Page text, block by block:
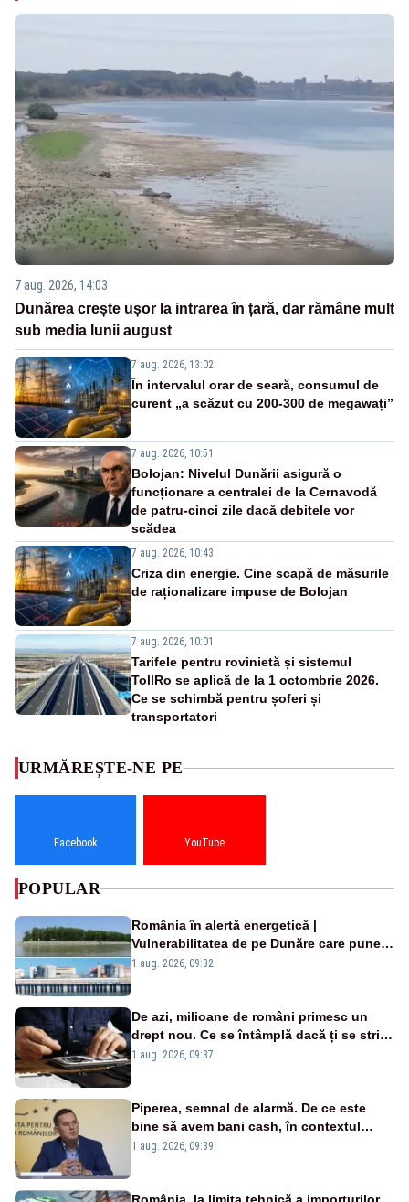
7 aug. 2026, 14:03
Dunărea crește ușor la intrarea în țară, dar rămâne mult
sub media lunii august
7 aug. 2026, 13:02
În intervalul orar de seară, consumul de
curent „a scăzut cu 200-300 de megawați”
7 aug. 2026, 10:51
Bolojan: Nivelul Dunării asigură o
funcționare a centralei de la Cernavodă
de patru-cinci zile dacă debitele vor
scădea
7 aug. 2026, 10:43
Criza din energie. Cine scapă de măsurile
de raționalizare impuse de Bolojan
7 aug. 2026, 10:01
Tarifele pentru rovinietă și sistemul
TollRo se aplică de la 1 octombrie 2026.
Ce se schimbă pentru șoferi și
transportatori
URMĂREȘTE-NE PE
Facebook YouTube
POPULAR
România în alertă energetică |
Vulnerabilitatea de pe Dunăre care pune
în pericol Centrala Cernavodă era
1 aug. 2026, 09:32
De azi, milioane de români primesc un
drept nou. Ce se întâmplă dacă ți se strică
un produs
1 aug. 2026, 09:37
Piperea, semnal de alarmă. De ce este
bine să avem bani cash, în contextul
alertei energetice?
1 aug. 2026, 09:39